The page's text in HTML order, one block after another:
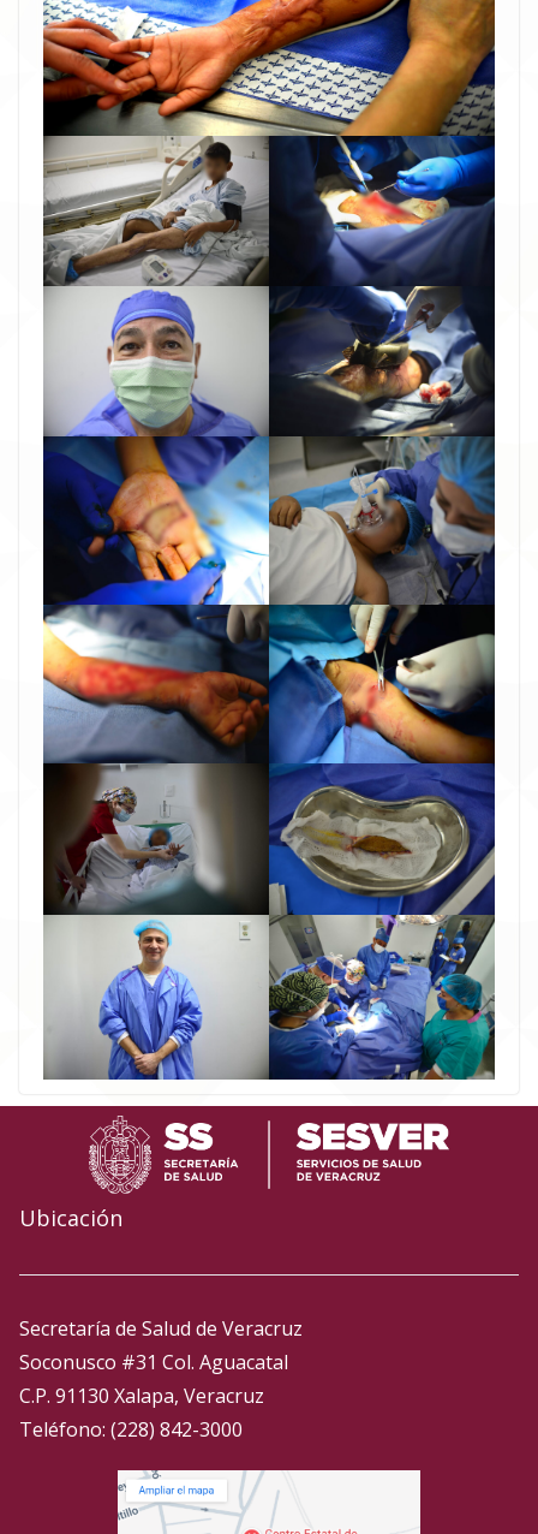
Ubicación
Secretaría de Salud de Veracruz
Soconusco #31 Col. Aguacatal
C.P. 91130 Xalapa, Veracruz
Teléfono: (228) 842-3000